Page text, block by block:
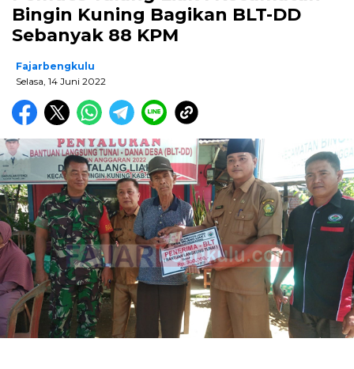
Bingin Kuning Bagikan BLT-DD
Sebanyak 88 KPM
Fajarbengkulu
Selasa, 14 Juni 2022